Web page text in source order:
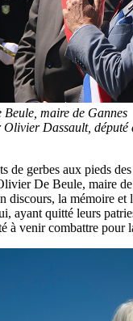
De Beule,
Dassault, député
gerbes aux pieds des
De Beule, maire
discours, la mémoire et
ayant quitté leurs
à venir combattre pour